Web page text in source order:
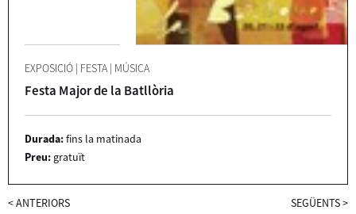
EXPOSICIÓ | FESTA | MÚSICA
Festa Major de la Batllòria
Durada:fins la matinada
Preu: gratuït
<ANTERIORS SEGÜENTS>